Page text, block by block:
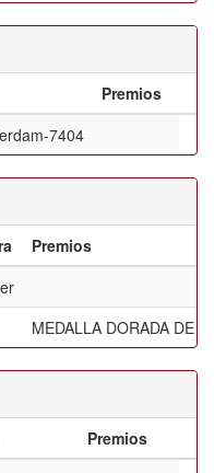
Premios
7404
Premios
MEDALLA DORADA DE
Premios